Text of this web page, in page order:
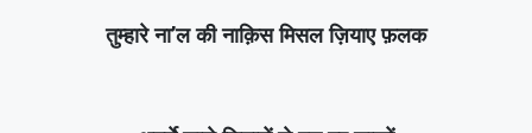
तुम्हारे ना’ल की नाक़िस मिसल ज़ियाए फ़लक